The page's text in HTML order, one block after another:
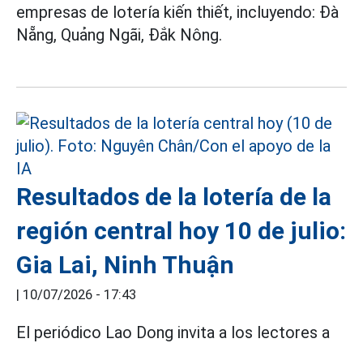
empresas de lotería kiến thiết, incluyendo: Đà
Nẵng, Quảng Ngãi, Đắk Nông.
Resultados de la lotería de la
región central hoy 10 de julio:
Gia Lai, Ninh Thuận
| 10/07/2026 - 17:43
El periódico Lao Dong invita a los lectores a